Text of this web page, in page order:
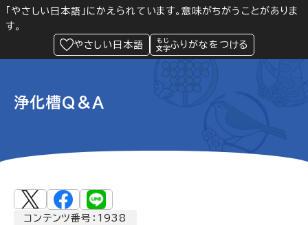
「やさしい日本語」にかえられています。意味がちがうことがありま
す。
やさしい日本語
ふりがなをつける
Language 閲覧支援
緊急情報
浄化槽Q＆A
コンテンツ番号：1938